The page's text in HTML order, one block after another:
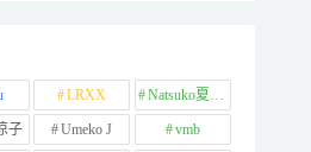
LRXX Natsuko夏夏子
子 Umeko J vmb